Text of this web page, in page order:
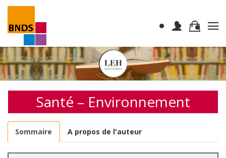
Santé – Environnement
Sommaire A propos de l'auteur